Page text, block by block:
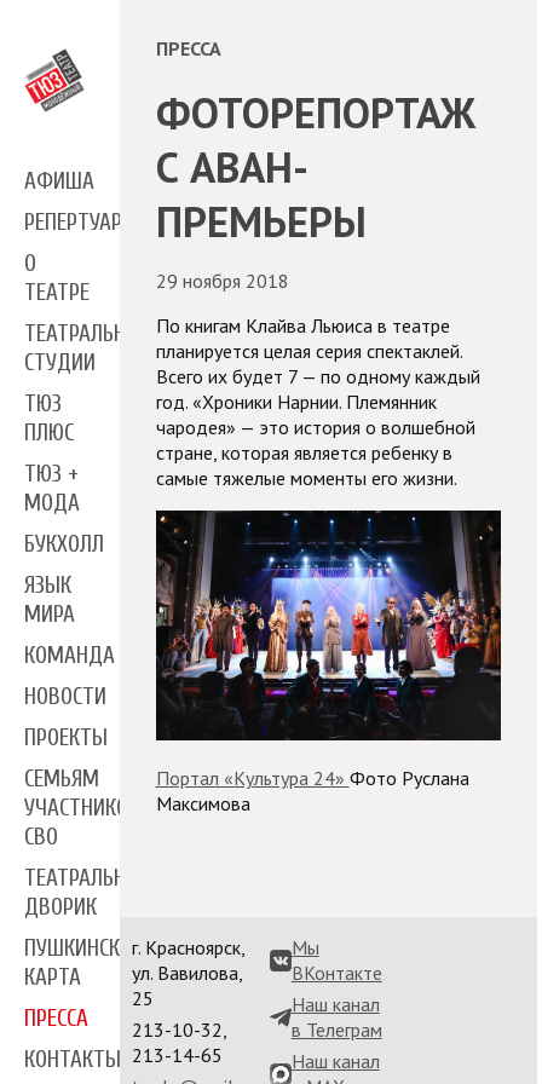
АФИША
РЕПЕРТУАР
О
ТЕАТРЕ
ТЕАТРАЛЬНЫЕ
СТУДИИ
ТЮЗ
ПЛЮС
ТЮЗ +
МОДА
БУКХОЛЛ
ЯЗЫК
МИРА
КОМАНДА
НОВОСТИ
ПРОЕКТЫ
СЕМЬЯМ
УЧАСТНИКОВ
СВО
ТЕАТРАЛЬНЫЙ
ДВОРИК
ПУШКИНСКАЯ
КАРТА
ПРЕССА
КОНТАКТЫ
ПРЕССА
ФОТОРЕПОРТАЖ
С АВАН-
ПРЕМЬЕРЫ
29 ноября 2018
По книгам Клайва Льюиса в театре
планируется целая серия спектаклей.
Всего их будет 7 — по одному каждый
год. «Хроники Нарнии. Племянник
чародея» — это история о волшебной
стране, которая является ребенку в
самые тяжелые моменты его жизни.
Портал «Культура 24» Фото Руслана
Максимова
г. Красноярск,
ул. Вавилова,
25
213-10-32,
213-14-65
Мы
ВКонтакте
Наш канал
в Телеграм
Наш канал